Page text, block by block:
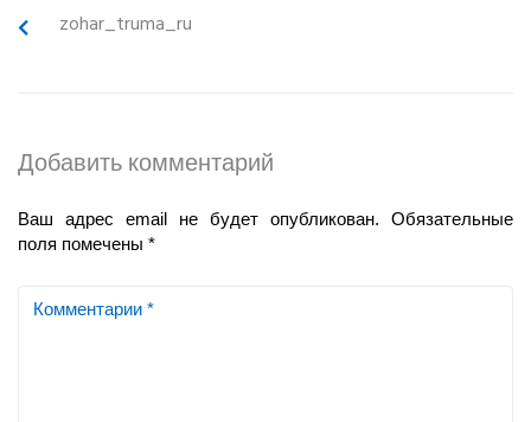
zohar_truma_ru
Добавить комментарий
Ваш адрес email не будет опубликован.
Обязательные
поля помечены *